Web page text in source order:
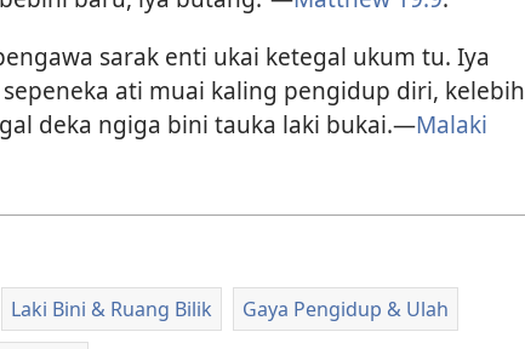
sarak enti ukai ketegal ukum tu. Iya
ati muai kaling pengidup diri, kelebih
deka ngiga bini tauka laki bukai.—Malaki
Laki Bini & Ruang Bilik Gaya Pengidup & Ulah